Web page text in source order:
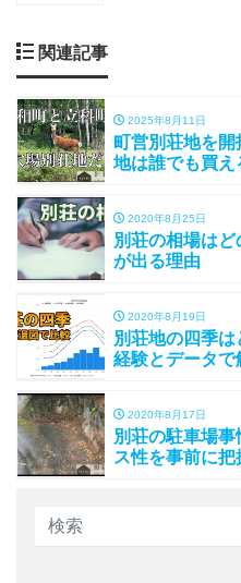
関連記事
2025年8月11日
町営別荘地を
地は誰でも買え
2020年8月25日
別荘の相場は
が出る理由
2020年8月19日
別荘地の四季
経験とデータで
2020年8月17日
別荘の駐車場
ス性を事前に把